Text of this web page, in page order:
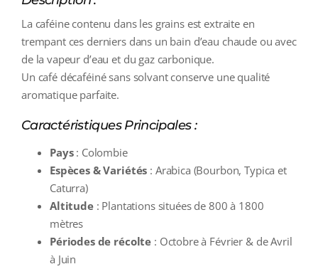
La caféine contenu dans les grains est extraite en
trempant ces derniers dans un bain d’eau chaude ou avec
de la vapeur d’eau et du gaz carbonique.
Un café décaféiné sans solvant conserve une qualité
aromatique parfaite.
Caractéristiques Principales :
Pays: Colombie
Espèces & Variétés : Arabica (Bourbon, Typica et
Caturra)
Altitude: Plantations situées de 800 à 1800
mètres
Périodes de récolte : Octobre à Février & de Avril
à Juin